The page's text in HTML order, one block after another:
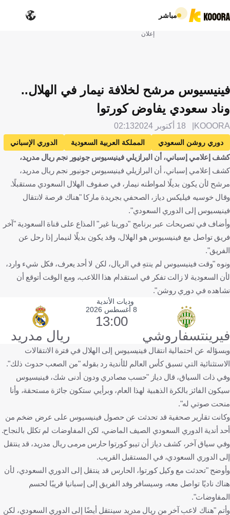
مباشر
إعلان
فينيسيوس مرشح لخلافة نيمار في الهلال..
وناد سعودي يفاوض كورتوا
KOOORA 18 أكتوبر 2024 02:13
دوري روشن السعودي المملكة العربية السعودية
الدوري الإسباني
إسبانيا
ريال مدريد الهلال نيمار
البرازيل
تيبو كورتوا
بلجيكا فينيسيوس جونيور الإنتقالات كرة قدم
كشف إعلامي إسباني، أن البرازيلي فينيسيوس جونيور نجم ريال مدريد،
كشف إعلامي إسباني، أن البرازيلي فينيسيوس جونيور نجم ريال مدريد،
مرشح لأن يكون بديلًا لمواطنه نيمار، في صفوف الهلال السعودي مستقبلًا.
وقال خوسيه فيليكس دياز، الصحفي بجريدة ماركا "هناك فرصة لانتقال
فينيسيوس إلى الدوري السعودي".
وأضاف في تصريحات عبر برنامج "دورينا غير" المذاع على قناة السعودية "آخر
فريق تواصل مع فينيسيوس هو الهلال، وقد يكون بديلًا لنيمار إذا رحل عن
الفريق".
ونوه "وقت فينيسيوس لم ينتهِ في الريال، لكن لا أحد يعرف، فكل شيء وارد،
لأن السعودية لا زالت تفكر في استقدام هذا اللاعب، ومع الوقت أتوقع أن
نشاهده في دوري روشن".
وديات الأندية
فيرينتسفاروشي
8 أغسطس 2026
13:00
ريال مدريد
وبسؤاله عن احتمالية انتقال فينيسيوس إلى الهلال في فترة الانتقالات
الاستثنائية التي تسبق كأس العالم للأندية رد بقوله "من الصعب حدوث ذلك".
وفي ذات السياق، قال دياز "حسب مصادري ودون أدنى شك، فينيسيوس
سيكون الفائز بالكرة الذهبية لهذا العام، وبرأيي ستكون جائزة مستحقة، وأنا
منحت صوتي له".
وكانت تقارير صحفية قد تحدثت عن حصول فينيسيوس على عرض ضخم من
أحد أندية الدوري السعودي الصيف الماضي، لكن المفاوضات لم تكلل بالنجاح.
وفي سياق آخر، كشف دياز أن تيبو كورتوا حارس مرمى ريال مدريد، قد ينتقل
إلى الدوري السعودي، في المستقبل القريب.
وأوضح "تحدثت مع وكيل كورتوا، الحارس قد ينتقل إلى الدوري السعودي، لأن
هناك ناديًا تواصل معه، وسيسافر وفد الفريق إلى إسبانيا قريبًا لحسم
المفاوضات".
وأتم "هناك لاعب آخر من ريال مدريد سينتقل أيضًا إلى الدوري السعودي، لكن